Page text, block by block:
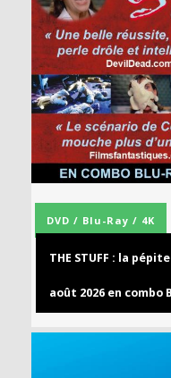
DVD / Blu-Ray / 4K
THE STUFF : la
août 2026 en combo